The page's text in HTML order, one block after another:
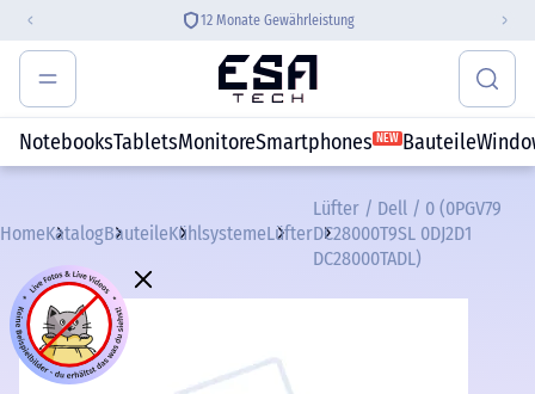
12 Monate Gewährleistung
NotebooksTabletsMonitoreSmartphones NEW Bauteile
HomeKatalogBauteileKühlsystemeLüfter
Lüfter / Dell / 0 (0PGV79
DC28000T9SL 0DJ2D1
DC28000TADL)